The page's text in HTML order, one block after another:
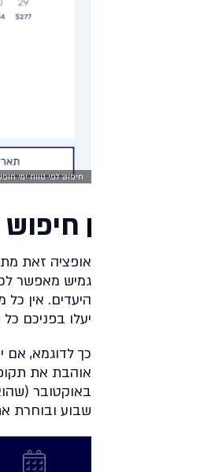
חיפוש לפי טווח ימי
אופציה זאת
גמיש מאפשר
היעדים. אין
יעלו בפניכם
כך לדוגמא, אם
אוהבת את
באוקטובר
שבוע ובוחרת